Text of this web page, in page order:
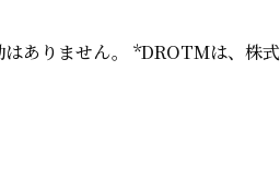
ありません。 *DROTMは、株